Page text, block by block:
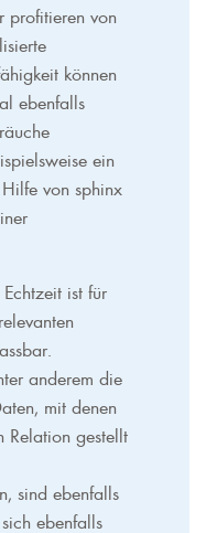
profitieren von
können
ebenfalls
ein
von sphinx
ist für
anderem die
mit denen
Relation gestellt
sind ebenfalls
ebenfalls